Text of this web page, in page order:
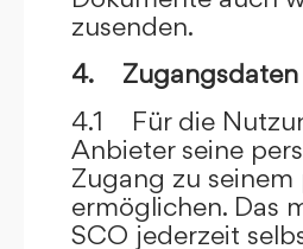
zusenden.
4. Zugangsdaten
4.1 Für die
Anbieter seine
Zugang zu
ermöglichen. Das
SCO jederzeit